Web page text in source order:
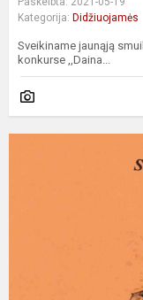
Kategorija: Didžiuojamės
Sveikiname jaunąją
konkurse ,,Daina...